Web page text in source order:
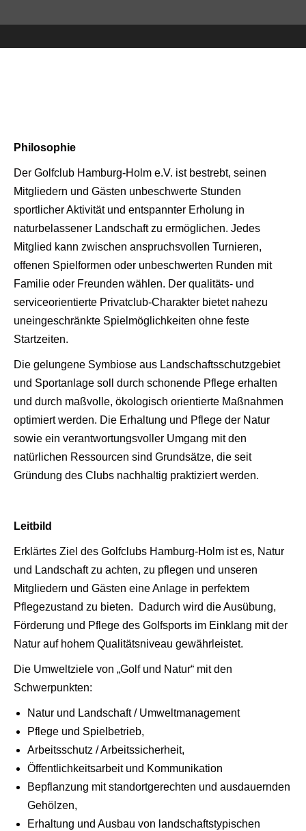
Philosophie
Der Golfclub Hamburg-Holm e.V. ist bestrebt, seinen
Mitgliedern und Gästen unbeschwerte Stunden
sportlicher Aktivität und entspannter Erholung in
naturbelassener Landschaft zu ermöglichen. Jedes
Mitglied kann zwischen anspruchsvollen Turnieren,
offenen Spielformen oder unbeschwerten Runden mit
Familie oder Freunden wählen. Der qualitäts- und
serviceorientierte Privatclub-Charakter bietet nahezu
uneingeschränkte Spielmöglichkeiten ohne feste
Startzeiten.
Die gelungene Symbiose aus Landschaftsschutzgebiet
und Sportanlage soll durch schonende Pflege erhalten
und durch maßvolle, ökologisch orientierte Maßnahmen
optimiert werden. Die Erhaltung und Pflege der Natur
sowie ein verantwortungsvoller Umgang mit den
natürlichen Ressourcen sind Grundsätze, die seit
Gründung des Clubs nachhaltig praktiziert werden.
Leitbild
Erklärtes Ziel des Golfclubs Hamburg-Holm ist es, Natur
und Landschaft zu achten, zu pflegen und unseren
Mitgliedern und Gästen eine Anlage in perfektem
Pflegezustand zu bieten. Dadurch wird die Ausübung,
Förderung und Pflege des Golfsports im Einklang mit der
Natur auf hohem Qualitätsniveau gewährleistet.
Die Umweltziele von „Golf und Natur“ mit den
Schwerpunkten:
Natur und Landschaft / Umweltmanagement
Pflege und Spielbetrieb,
Arbeitsschutz / Arbeitssicherheit,
Öffentlichkeitsarbeit und Kommunikation
Bepflanzung mit standortgerechten und ausdauernden
Gehölzen,
Erhaltung und Ausbau von landschaftstypischen